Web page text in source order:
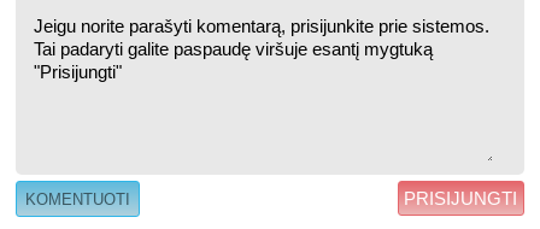
PRISIJUNGTI